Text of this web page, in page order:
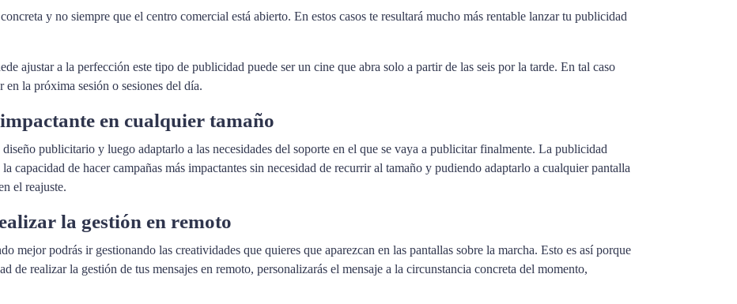
y no siempre que el centro comercial está abierto. En estos casos te resultará mucho más rentable lanzar tu publicidad
ajustar a la perfección este tipo de publicidad puede ser un cine que abra solo a partir de las seis por la tarde. En tal caso
la próxima sesión o sesiones del día.
en cualquier tamaño
publicitario y luego adaptarlo a las necesidades del soporte en el que se vaya a publicitar finalmente. La publicidad
capacidad de hacer campañas más impactantes sin necesidad de recurrir al tamaño y pudiendo adaptarlo a cualquier pantalla
el reajuste.
la gestión en remoto
mejor podrás ir gestionando las creatividades que quieres que aparezcan en las pantallas sobre la marcha. Esto es así porque
de realizar la gestión de tus mensajes en remoto, personalizarás el mensaje a la circunstancia concreta del momento,